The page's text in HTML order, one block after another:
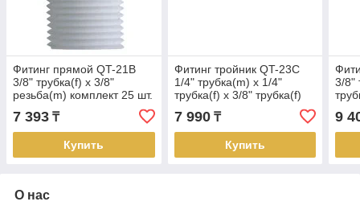
Фитинг прямой QT-21B
3/8" трубка(f) x 3/8"
резьба(m) комплект 25 шт.
7 393 ₸
Купить
Фитинг тройник QT-23C
1/4" трубка(m) x 1/4"
трубка(f) x 3/8" трубка(f)
комплект 25 шт.
7 990₸
Купить
3/8"
9
О нас